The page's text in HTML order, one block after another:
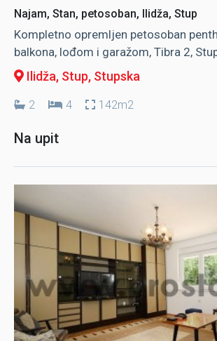
Najam, Stan, petosoban, Ilidža, Stup
Kompletno opremljen petosoban
balkona, lođom i garažom, Tibra 2,
Ilidža, Stup, Stupska
2 4 142m2
Na upit